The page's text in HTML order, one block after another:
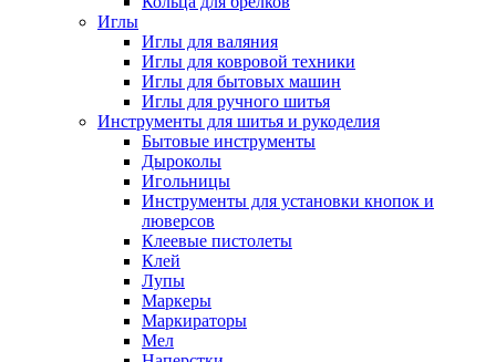
Иглы
Иглы для валяния
Иглы для ковровой техники
Иглы для бытовых машин
Иглы для ручного шитья
Инструменты для шитья и рукоделия
Бытовые инструменты
Дыроколы
Игольницы
Инструменты для установки кнопок и
люверсов
Клеевые пистолеты
Клей
Лупы
Маркеры
Маркираторы
Мел